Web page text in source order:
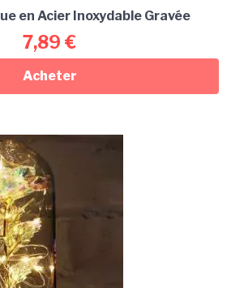
en Acier Inoxydable Gravée
7,89 €
Acheter